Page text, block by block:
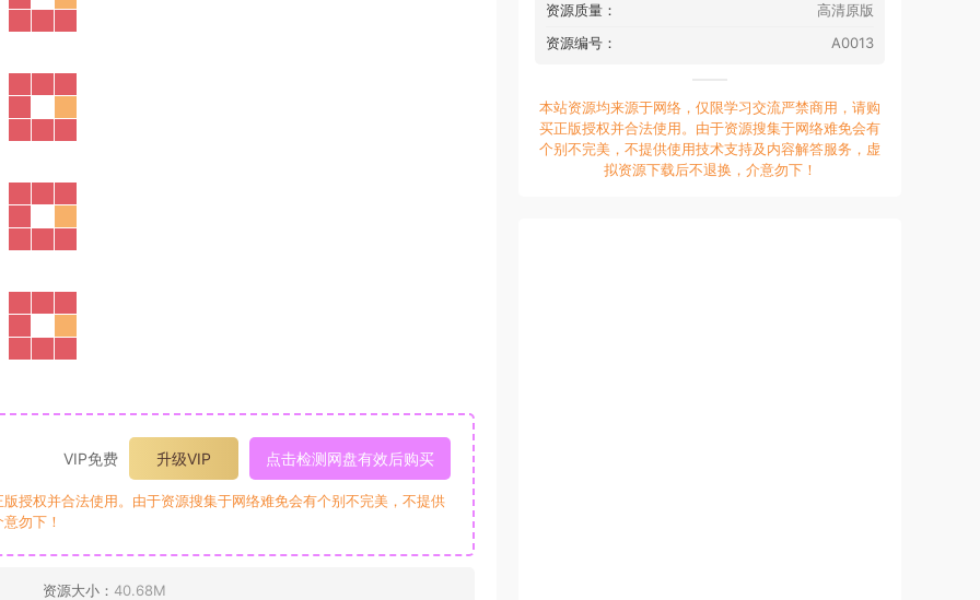
VIP免费 升级VIP 点击检测网盘有效后购买
授权并合法使用。由于资源搜集于网络难免会有个别不完美，不提供
勿下！
资源大小： 40.68M
资源质量：
高清原版
资源编号：
A0013
本站资源均来源于网络，仅限学习交流严禁商用，请购
买正版授权并合法使用。由于资源搜集于网络难免会有
个别不完美，不提供使用技术支持及内容解答服务，虚
拟资源下载后不退换，介意勿下！